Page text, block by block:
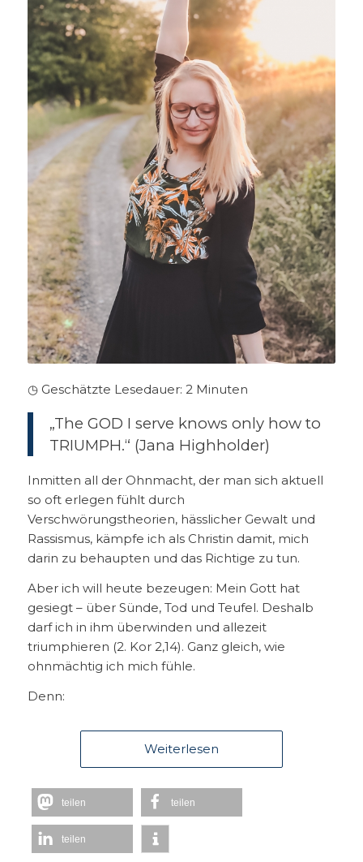
◷ Geschätzte Lesedauer: 2 Minuten
„The GOD I serve knows only how to
TRIUMPH.“ (Jana Highholder)
Inmitten all der Ohnmacht, der man sich aktuell
so oft erlegen fühlt durch
Verschwörungstheorien, hässlicher Gewalt und
Rassismus, kämpfe ich als Christin damit, mich
darin zu behaupten und das Richtige zu tun.
Aber ich will heute bezeugen: Mein Gott hat
gesiegt – über Sünde, Tod und Teufel. Deshalb
darf ich in ihm überwinden und allezeit
triumphieren (2. Kor 2,14). Ganz gleich, wie
ohnmächtig ich mich fühle.
Denn:
Weiterlesen
teilen teilen
teilen